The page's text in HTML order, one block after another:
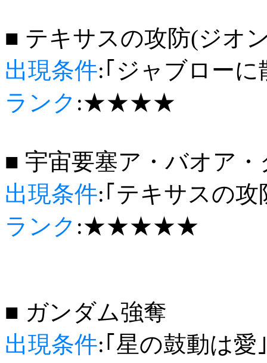
■ テキサスの攻防(ジオ
出現条件:｢ジャブロー
ランク :★★★★
■ 宇宙要塞ア・バオア・
出現条件:｢テキサスの
ランク :★★★★★
■ ガンダム強奪
出現条件:｢星の鼓動は愛